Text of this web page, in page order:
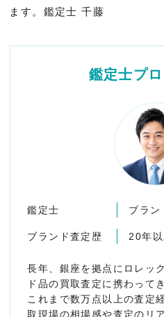
ます。鑑定士 千藤
鑑定士プ
鑑定士 ブラン
ブランド査定歴 20年以
長年、銀座を拠点にロレッ
ド品の買取査定に携わって
これまで数万点以上の査定
取現場の相場感や査定のリ